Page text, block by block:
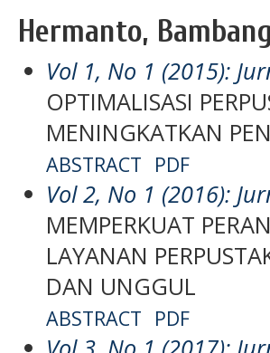
Hermanto, Bambang
Vol 1, No 1 (2015):
OPTIMALISASI
MENINGKATKAN
ABSTRACT PDF
Vol 2, No 1 (2016):
MEMPERKUAT
LAYANAN
DAN UNGGUL
ABSTRACT PDF